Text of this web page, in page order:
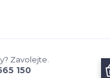
Zavolejte.
150